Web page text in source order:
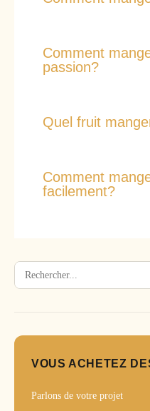
Comment
passion?
Quel fruit
Comment
facilement?
Rechercher
VOUS ACHETEZ
Parlons de votre projet